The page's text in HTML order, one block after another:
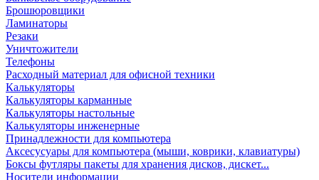
Брошюровщики
Ламинаторы
Резаки
Уничтожители
Телефоны
Расходный материал для офисной техники
Калькуляторы
Калькуляторы карманные
Калькуляторы настольные
Калькуляторы инженерные
Принадлежности для компьютера
Аксесусуары для компьютера (мыши, коврики, клавиатуры)
Боксы футляры пакеты для хранения дисков, дискет...
Носители информации